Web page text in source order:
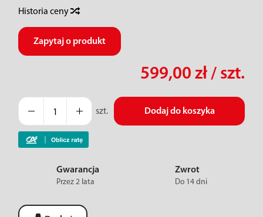
Historia ceny
Zapytaj o produkt
599,00 zł / szt.
szt. Dodaj do koszyka
Gwarancja
Przez 2 lata
Zwrot
Do 14 dni